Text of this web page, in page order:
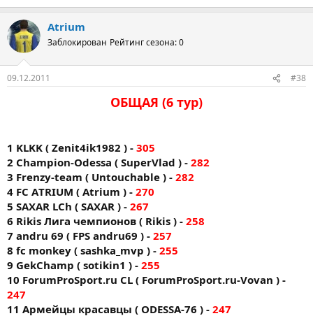
Atrium
Заблокирован Рейтинг сезона: 0
09.12.2011 #38
ОБЩАЯ (6 тур)
1 KLKK ( Zenit4ik1982 ) - 305
2 Champion-Odessa ( SuperVlad ) - 282
3 Frenzy-team ( Untouchable ) - 282
4 FC AТRIUM ( Atrium ) - 270
5 SAXAR LCh ( SAXAR ) - 267
6 Rikis Лига чемпионов ( Rikis ) - 258
7 andru 69 ( FPS andru69 ) - 257
8 fc monkey ( sashka_mvp ) - 255
9 GekChamp ( sotikin1 ) - 255
10 ForumProSport.ru CL ( ForumProSport.ru-Vovan ) -
247
11 Армейцы красавцы ( ODESSA-76 ) - 247